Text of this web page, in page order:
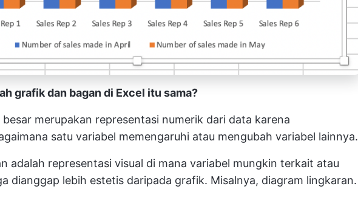
grafik dan bagan di Excel itu sama?
merupakan representasi numerik dari data karena
satu variabel memengaruhi atau mengubah variabel lainnya.
adalah representasi visual di mana variabel mungkin terkait atau
dianggap lebih estetis daripada grafik. Misalnya, diagram lingkaran.